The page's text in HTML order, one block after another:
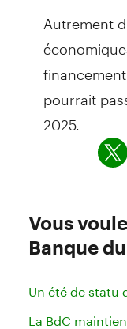
Autrement
pourrait
2025.
Vous
Banque
Un été de statu
La BdC